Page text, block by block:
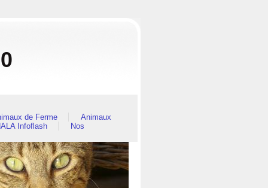
de Ferme
Animaux
Infoflash
Nos